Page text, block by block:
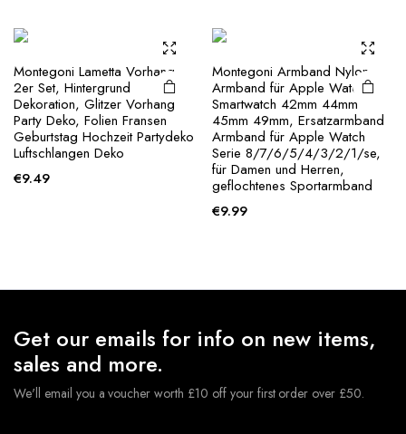
Montegoni Lametta Vorhang
2er Set, Hintergrund
Dekoration, Glitzer Vorhang
Party Deko, Folien Fransen
Geburtstag Hochzeit Partydeko
Luftschlangen Deko
€9.49
Montegoni Armband Nylon
Armband für Apple Watch
Smartwatch 42mm 44mm
45mm 49mm, Ersatzarmband
Armband für Apple Watch
Serie 8/7/6/5/4/3/2/1/se,
für Damen und Herren,
geflochtenes Sportarmband
€9.99
Get our emails for info on new items,
sales and more.
We'll email you a voucher worth £10 off your first order over £50.